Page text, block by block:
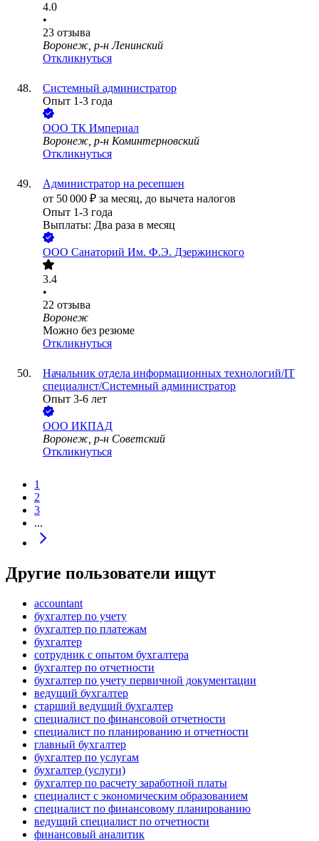
4.0
•
23 отзыва
Воронеж, р-н Ленинский
Откликнуться
Системный администратор
Опыт 1-3 года
ООО ТК Империал
Воронеж, р-н Коминтерновский
Откликнуться
Администратор на ресепшен
от 50 000 ₽ за месяц, до вычета налогов
Опыт 1-3 года
Выплаты: Два раза в месяц
ООО Санаторий Им. Ф.Э. Дзержинского
3.4
•
22 отзыва
Воронеж
Можно без резюме
Откликнуться
Начальник отдела информационных технологий/IT
специалист/Системный администратор
Опыт 3-6 лет
ООО ИКПАД
Воронеж, р-н Советский
Откликнуться
1
2
3
...
Другие пользователи ищут
accountant
бухгалтер по учету
бухгалтер по платежам
бухгалтер
сотрудник с опытом бухгалтера
бухгалтер по отчетности
бухгалтер по учету первичной документации
ведущий бухгалтер
старший ведущий бухгалтер
специалист по финансовой отчетности
специалист по планированию и отчетности
главный бухгалтер
бухгалтер по услугам
бухгалтер (услуги)
бухгалтер по расчету заработной платы
специалист с экономическим образованием
специалист по финансовому планированию
ведущий специалист по отчетности
финансовый аналитик